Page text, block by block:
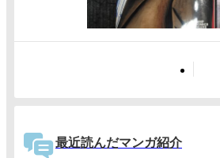
最近読んだマンガ紹介